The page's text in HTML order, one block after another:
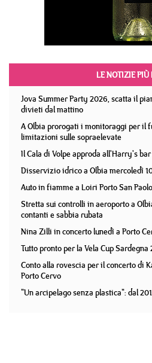
LE NOTIZIE PIÙ
Jova Summer Party 2026, scatta il
divieti dal mattino
A Olbia prorogati i monitoraggi per il
limitazioni sulle sopraelevate
Il Cala di Volpe approda all'Harry's
Disservizio idrico a Olbia mercoledì
Auto in fiamme a Loiri Porto San Paolo
Stretta sui controlli in aeroporto a
contanti e sabbia rubata
Nina Zilli in concerto lunedì a Porto
Tutto pronto per la Vela Cup
Conto alla rovescia per il concerto di
Porto Cervo
"Un arcipelago senza plastica": dal